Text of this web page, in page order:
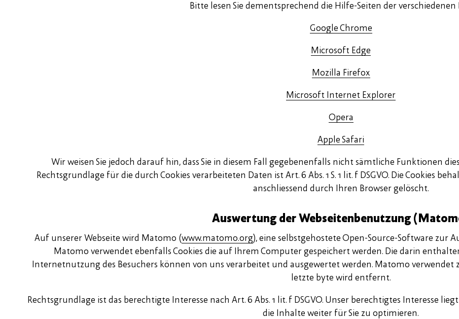
Bitte lesen Sie dementsprechend die Hilfe-Seiten der verschiedenen
Google Chrome
Microsoft Edge
Mozilla Firefox
Microsoft Internet Explorer
Opera
Apple Safari
Wir weisen Sie jedoch darauf hin, dass Sie in diesem Fall gegebenenfalls nicht sämtliche Funktionen
Rechtsgrundlage für die durch Cookies verarbeiteten Daten ist Art. 6 Abs. 1 S. 1 lit. f DSGVO. Die Cookies
anschliessend durch Ihren Browser gelöscht.
Auswertung der Webseitenbenutzung
Auf unserer Webseite wird Matomo (www.matomo.org), eine selbstgehostete Open-Source-Software zur
Matomo verwendet ebenfalls Cookies die auf Ihrem Computer gespeichert werden. Die darin
Internetnutzung des Besuchers können von uns verarbeitet und ausgewertet werden. Matomo verwendet
letzte byte wird entfernt.
Rechtsgrundlage ist das berechtigte Interesse nach Art. 6 Abs. 1 lit. f DSGVO. Unser berechtigtes Interesse
die Inhalte weiter für Sie zu optimieren.